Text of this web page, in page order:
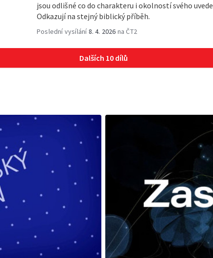
jsou odlišné co do charakteru i okolností svého
Odkazují na stejný biblický příběh.
Poslední vysílání8. 4. 2026 na ČT2
Dalších 10 dílů